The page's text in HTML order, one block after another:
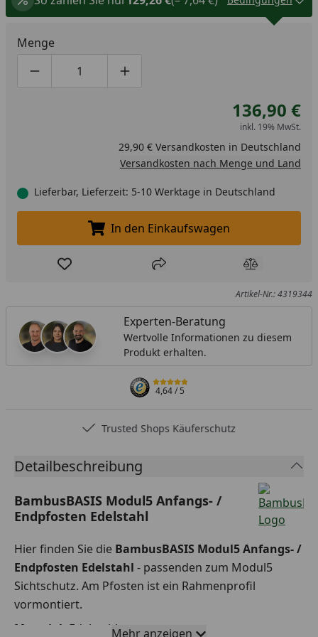
Menge
Produktmenge um eins verringern
Produktmenge manuell eingeben
Produktmenge um eins erhöhen
136,90 €
inkl. 19% MwSt.
29,90 € Versandkosten in Deutschland
Versandkosten nach Menge und Land
Lieferbar, Lieferzeit: 5-10 Werktage in Deutschland
In den Einkaufswagen legen
In den Einkaufswagen
Produkt zur Wunschliste hinzufügen
Teilen Produkt
Artikel-Nr.: 4319344
Experten-Beratung
Wertvolle Informationen zu diesem
Produkt erhalten.
4,64/ 5
Trusted Shops Käuferschutz
Detailbeschreibung
BambusBASIS Modul5 Anfangs- /
Endpfosten Edelstahl
Hier finden Sie die BambusBASIS Modul5 Anfangs- /
Endpfosten Edelstahl - passenden zum Modul5
Sichtschutz. Am Pfosten ist ein Rahmenprofil
vormontiert.
Material: EdelstahlMehr anzeigen